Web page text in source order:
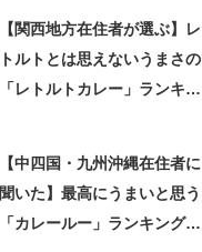
【関西地方在住者が選ぶ】レ
トルトとは思えないうまさの
「レトルトカレー」ランキン
【中四国・九州沖縄在住者に
聞いた】最高にうまいと思う
「カレールー」ランキング